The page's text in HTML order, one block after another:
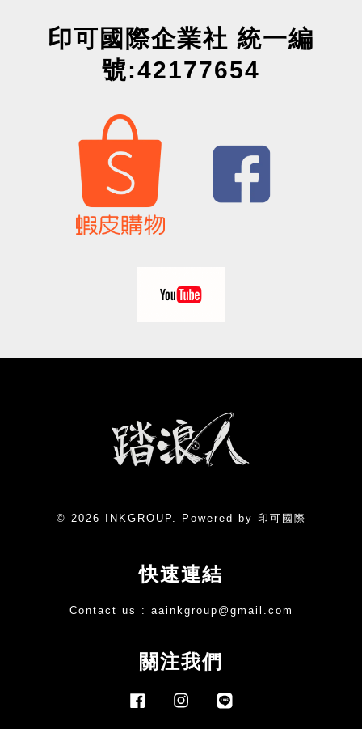
印可國際企業社 統一編
號:42177654
© 2026 INKGROUP. Powered by 印可國際
快速連結
Contact us : aainkgroup@gmail.com
關注我們
FacebookInstagram